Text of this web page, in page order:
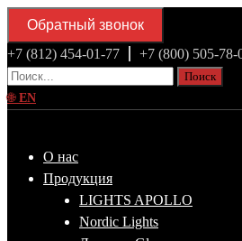
Обратный звонок
+7 (812) 454-01-77
+7 (800) 505-78-
Поиск
🌐 EN
О нас
Продукция
LIGHTS APOLLO
Nordic Lights